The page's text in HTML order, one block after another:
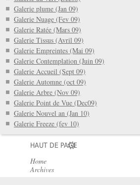
Galerie plume (Jan 09)
Galerie Nuage (Fev 09)
Galerie Ratée (Mars 09)
Galerie Tissus (Avril 09)
Galerie Empreintes (Mai 09)
Galerie Contemplation (Juin 09)
Galerie Accueil (Sept 09)
Galerie Automne (oct 09)
Galerie Arbre (Nov 09)
Galerie Point de Vue (Dec09)
Galerie Nouvel an (Jan 10)
Galerie Freeze (fev 10)
HAUT DE PAGE
Home
Archives